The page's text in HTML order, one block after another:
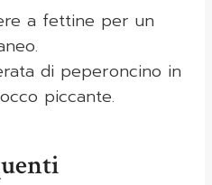
a fettine per un
di peperoncino in
piccante.